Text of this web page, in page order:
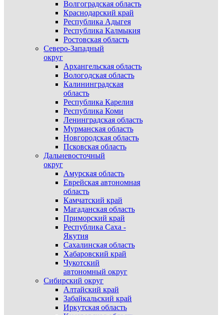
Волгоградская область
Краснодарский край
Республика Адыгея
Республика Калмыкия
Ростовская область
Северо-Западный
округ
Архангельская область
Вологодская область
Калининградская
область
Республика Карелия
Республика Коми
Ленинградская область
Мурманская область
Новгородская область
Псковская область
Дальневосточный
округ
Амурская область
Еврейская автономная
область
Камчатский край
Магаданская область
Приморский край
Республика Саха -
Якутия
Сахалинская область
Хабаровский край
Чукотский
автономный округ
Сибирский округ
Алтайский край
Забайкальский край
Иркутская область